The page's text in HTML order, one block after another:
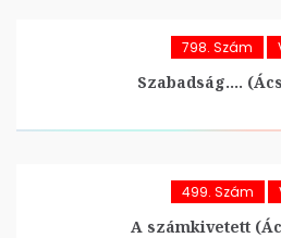
798. Szám
Szabadság….
499. Szám
A számkivetett